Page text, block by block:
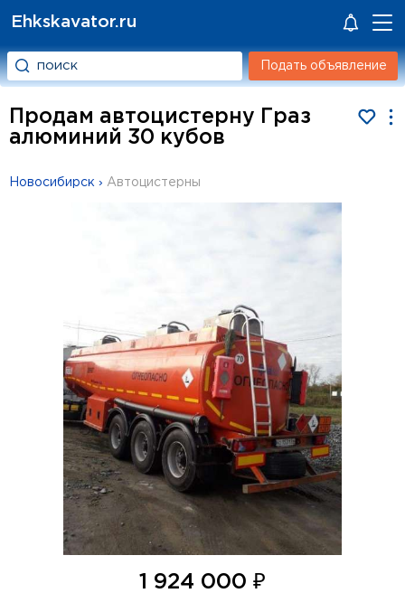
Ehkskavator.ru
Подать объявление
Продам автоцистерну Граз
алюминий 30 кубов
Новосибирск › Автоцистерны
1 924 000 ₽